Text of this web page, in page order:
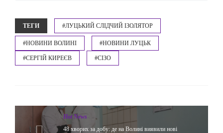
ТЕГИ #ЛУЦЬКИЙ СЛІДЧИЙ ІЗОЛЯТОР
#НОВИНИ ВОЛИНІ #НОВИНИ ЛУЦЬК
#СЕРГІЙ КИРЕЄВ #СІЗО
Hot News
48 хворих за добу: де на Волині виявили нові